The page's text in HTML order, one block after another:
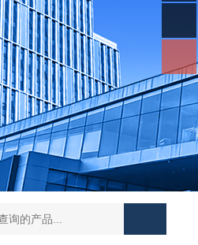
飞离心管